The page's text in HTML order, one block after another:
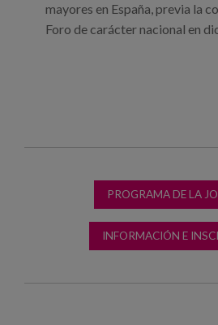
mayores en España, previa la
Foro de carácter nacional en
PROGRAMA DE LA
INFORMACIÓN E